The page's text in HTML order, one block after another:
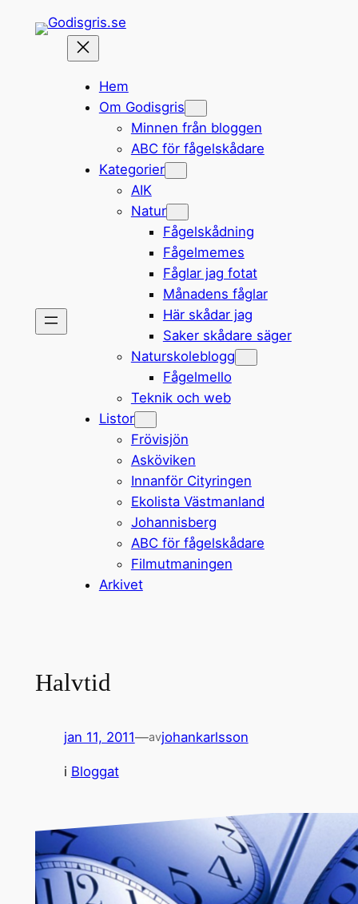
Hem
Om Godisgris
Minnen från bloggen
ABC för fågelskådare
Kategorier
AIK
Natur
Fågelskådning
Fågelmemes
Fåglar jag fotat
Månadens fåglar
Här skådar jag
Saker skådare säger
Naturskoleblogg
Fågelmello
Teknik och web
Listor
Frövisjön
Asköviken
Innanför Cityringen
Ekolista Västmanland
Johannisberg
ABC för fågelskådare
Filmutmaningen
Arkivet
Halvtid
jan 11, 2011—avjohankarlsson
i Bloggat